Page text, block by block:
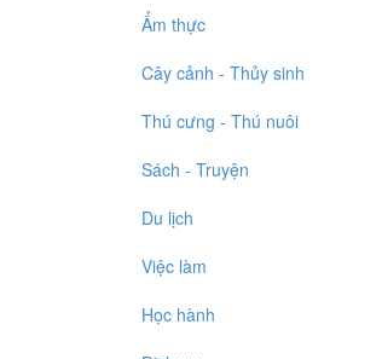
Ẩm thực
Cây cảnh - Thủy sinh
Thú cưng - Thú nuôi
Sách - Truyện
Du lịch
Việc làm
Học hành